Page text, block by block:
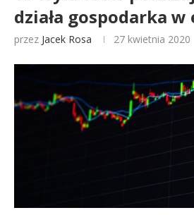
działa gospodarka
przez Jacek Rosa 27 kwietnia 2020